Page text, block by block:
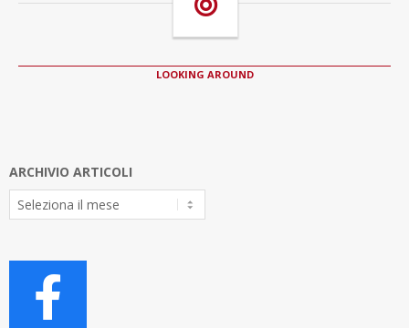
LOOKING AROUND
ARCHIVIO ARTICOLI
Archivio
Articoli